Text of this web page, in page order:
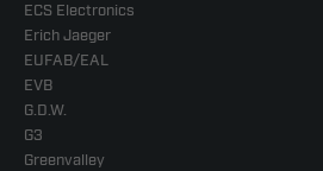
ECS Electronics
Erich Jaeger
EUFAB/EAL
EVB
G.D.W.
G3
Greenvalley